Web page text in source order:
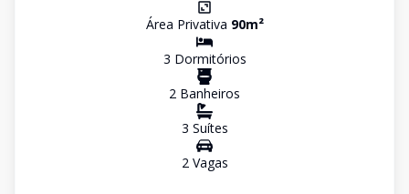
Área Privativa 90m²
3 Dormitórios
2 Banheiros
3 Suítes
2Vagas